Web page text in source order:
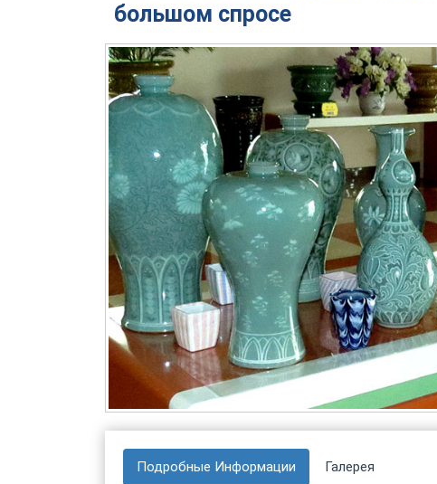
большом спросе
Подробные Информации Галерея